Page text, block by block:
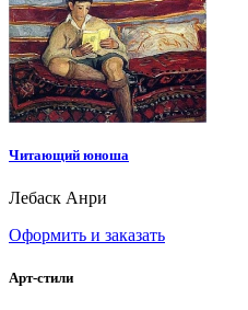
Читающий юноша
Лебаск Анри
Оформить и заказать
Арт-стили